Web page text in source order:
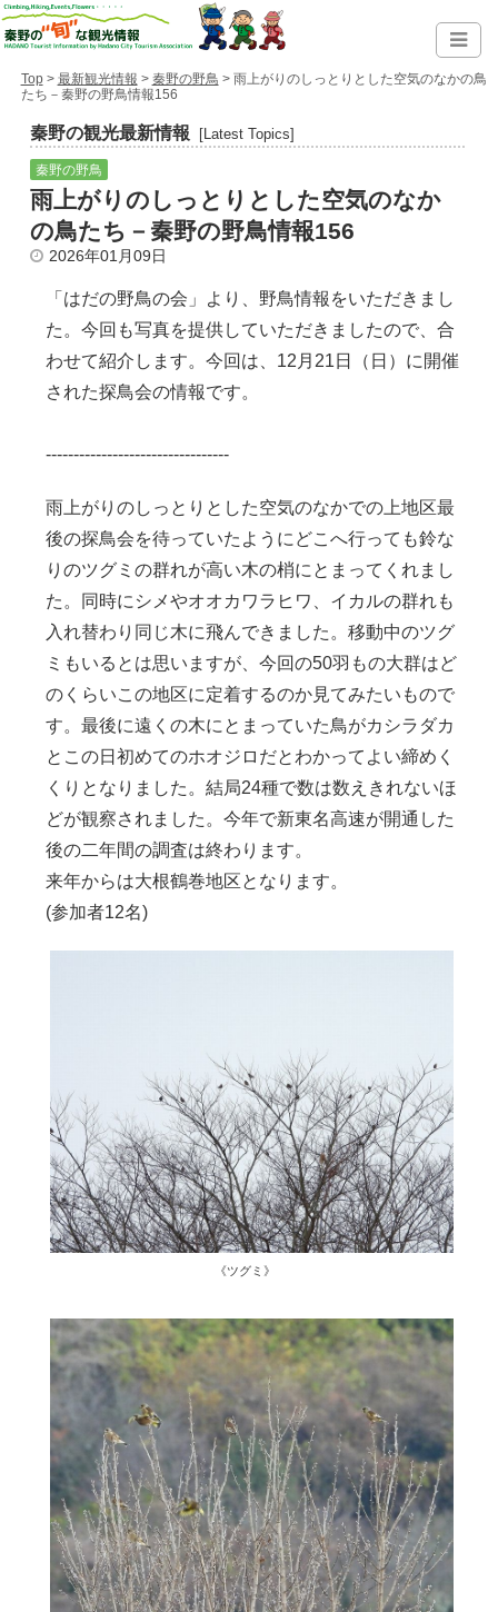
Top> 最新観光情報 > 秦野の野鳥 > 雨上がりのしっとりとした空気のなかの鳥
たち－秦野の野鳥情報156
秦野の観光最新情報 [Latest Topics]
秦野の野鳥
雨上がりのしっとりとした空気のなか
の鳥たち－秦野の野鳥情報156
2026年01月09日
「はだの野鳥の会」より、野鳥情報をいただきまし
た。今回も写真を提供していただきましたので、合
わせて紹介します。今回は、12月21日（日）に開催
された探鳥会の情報です。
---------------------------------
雨上がりのしっとりとした空気のなかでの上地区最
後の探鳥会を待っていたようにどこへ行っても鈴な
りのツグミの群れが高い木の梢にとまってくれまし
た。同時にシメやオオカワラヒワ、イカルの群れも
入れ替わり同じ木に飛んできました。移動中のツグ
ミもいるとは思いますが、今回の50羽もの大群はど
のくらいこの地区に定着するのか見てみたいもので
す。最後に遠くの木にとまっていた鳥がカシラダカ
とこの日初めてのホオジロだとわかってよい締めく
くりとなりました。結局24種で数は数えきれないほ
どが観察されました。今年で新東名高速が開通した
後の二年間の調査は終わります。
来年からは大根鶴巻地区となります。
(参加者12名)
《ツグミ》